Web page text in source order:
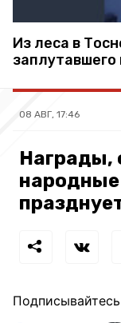
Из леса в
08 АВГ, 17:46
Награды,
народные